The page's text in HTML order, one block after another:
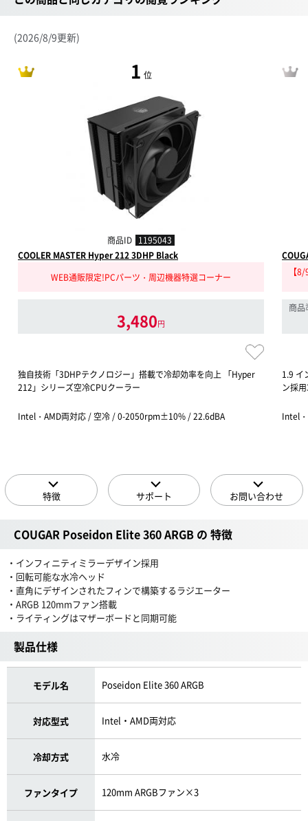
(2026/8/9更新)
1 位
商品ID 1195043
COOLER MASTER Hyper 212 3DHP Black
WEB通販限定!PCパーツ・周辺機器特選コーナー
3,480円
独自技術「3DHPテクノロジー」搭載で冷却効率を向上 「Hyper
212」シリーズ空冷CPUクーラー
Intel・AMD両対応 / 空冷 / 0-2050rpm±10% / 22.6dBA
【
商品
1.9 イ
ン採
Intel
特徴 サポート お問い合わせ
COUGAR Poseidon Elite 360 ARGB の 特徴
・インフィニティミラーデザイン採用
・回転可能な水冷ヘッド
・直角にデザインされたフィンで構築するラジエーター
・ARGB 120mmファン搭載
・ライティングはマザーボードと同期可能
製品仕様
モデル名 Poseidon Elite 360 ARGB
対応型式 Intel・AMD両対応
冷却方式 水冷
ファンタイプ 120mm ARGBファン×3